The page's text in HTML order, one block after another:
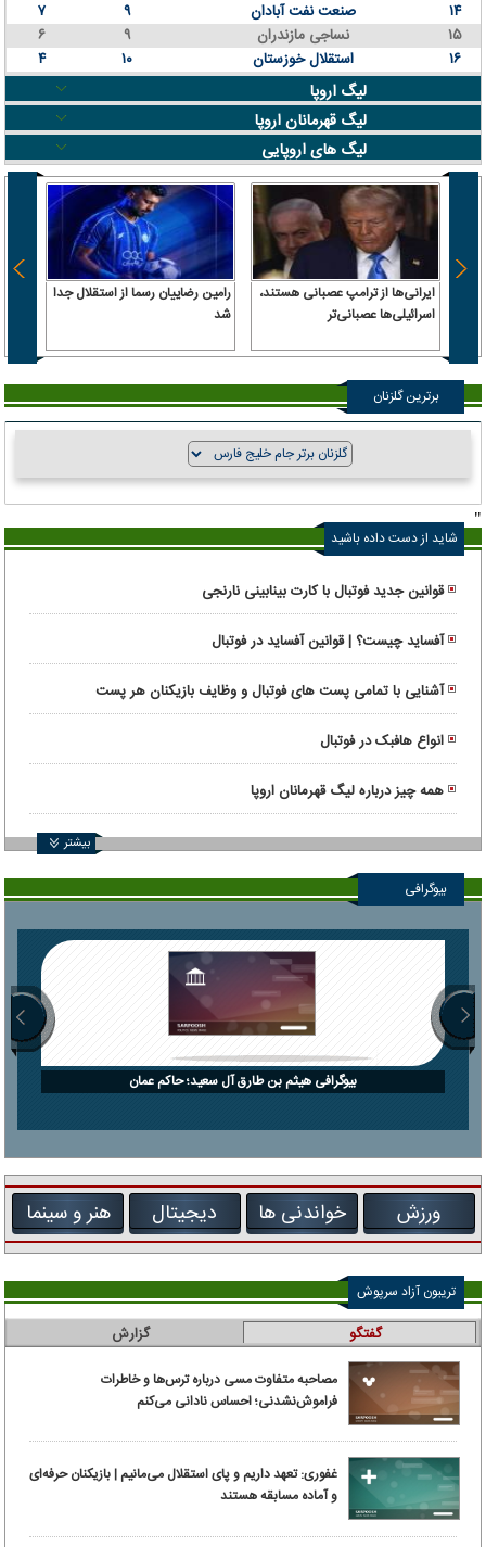
۱۴
صنعت نفت آبادان ۹
۷
۱۵
نساجی مازندران ۹
۶
۱۶
استقلال خوزستان ۱۰ ۴
لیگ اروپا
لیگ قهرمانان اروپا
لیگ های اروپایی
ایرانی‌ها از ترامپ عصبانی هستند،
اسرائیلی‌ها عصبانی‌تر
رامین رضاییان رسما از استقلال جدا
شد
برترین گلزنان
"
شاید از دست داده باشید
قوانین جدید فوتبال با کارت بینابینی نارنجی
آفساید چیست؟ | قوانین آفساید در فوتبال
آشنایی با تمامی پست های فوتبال و وظایف بازیکنان هر پست
انواع هافبک در فوتبال
همه چیز درباره لیگ قهرمانان اروپا
بیشتر
بیوگرافی
بیوگرافی هیثم بن طارق آل سعید؛ حاکم عمان
ورزش خواندنی ها دیجیتال هنر و سینما
تریبون آزاد سرپوش
گفتگو گزارش
مصاحبه متفاوت مسی درباره ترس‌ها و خاطرات
فراموش‌نشدنی؛ احساس نادانی می‌کنم
غفوری: تعهد داریم و پای استقلال می‌مانیم | بازیکنان حرفه‌ای
و آماده مسابقه هستند